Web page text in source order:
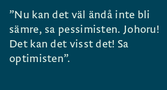
”Nu kan det väl ändå inte bli
sämre, sa pessimisten. Johoru!
Det kan det visst det! Sa
optimisten”.